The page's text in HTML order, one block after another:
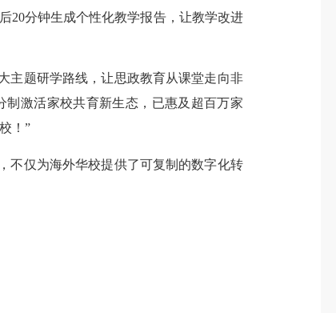
20分钟生成个性化教学报告，让教学改进
题研学路线，让思政教育从课堂走向非
激活家校共育新生态，已惠及超百万家
！”
仅为海外华校提供了可复制的数字化转